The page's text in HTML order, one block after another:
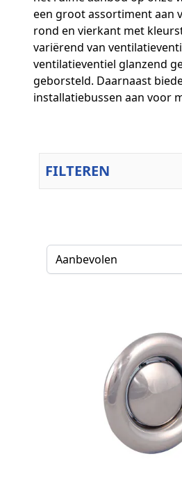
een groot assortiment aan
rond en vierkant met
variërend van
ventilatieventiel glanzend
geborsteld. Daarnaast
installatiebussen aan voor
FILTEREN